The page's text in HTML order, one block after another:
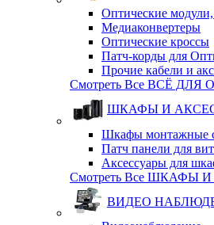
Оптические
Медиаконвертеры
Оптические кросcы
Патч-корды для
Прочие кабели и
Смотреть Все ВСЁ ДЛЯ
ШКАФЫ И
Шкафы монтажные
Патч панели для
Аксессуары для
Смотреть Все ШКАФЫ
ВИДЕО